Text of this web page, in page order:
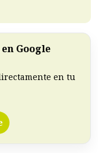
Google
en tu